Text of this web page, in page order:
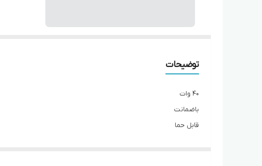
توضیحات
۴۰ وات
باضمانت
قابل حما